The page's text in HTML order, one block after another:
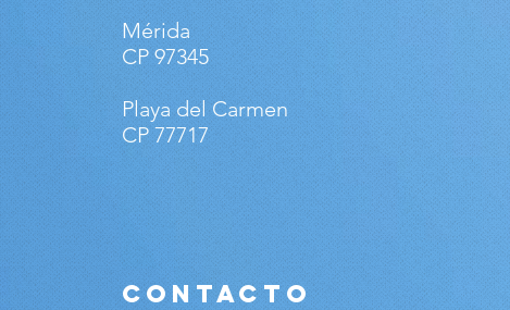
Mérida
CP 97345
Playa del Carmen
CP 77717
CONTACTO